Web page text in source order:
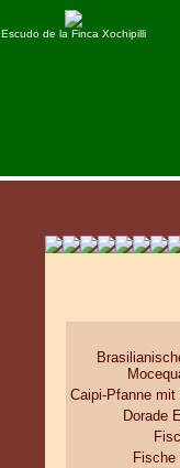
Escudo de la Finca Xochipilli
Caipi-Pfanne
Dorade
Fische